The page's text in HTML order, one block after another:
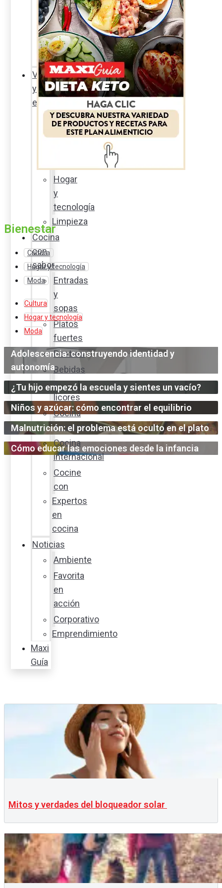
Sexualidad
responsable
En
la
percha
Vida
y
estilo
Productos
nuevos
Hogar
y
tecnología
Limpieza
Cocina
con
sabor
Entradas
y
sopas
Platos
fuertes
Postres
Bebidas
y
licores
Cocina
ecuatoriana
Cocina
internacional
Cocine
con
Expertos
en
cocina
Noticias
Ambiente
Favorita
en
acción
Corporativo
Emprendimiento
Maxi
Guía
Bienestar
Cultura
Hogar y tecnología
Moda
Cultura
Hogar y tecnología
Moda
Adolescencia: construyendo identidad y
autonomía
¿Tu hijo empezó la escuela y sientes un vacío?
Niños y azúcar: cómo encontrar el equilibrio
Malnutrición: el problema está oculto en el plato
Cómo educar las emociones desde la infancia
Mitos y verdades del bloqueador solar